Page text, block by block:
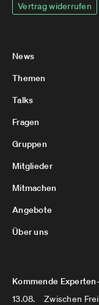
Vertrag widerrufen
News
Themen
Talks
Fragen
Gruppen
Mitglieder
Mitmachen
Angebote
Über uns
Kommende
13.08.
Zwischen